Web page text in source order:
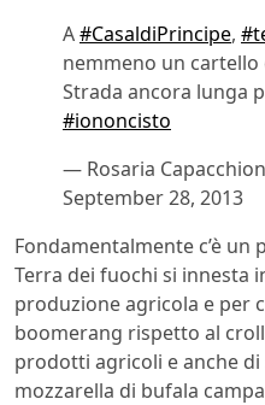
A#CasaldiPrincipe,
nemmeno un cartello
Strada ancora lunga
#iononcisto
— Rosaria
September 28, 2013
Fondamentalmente c’è
Terra dei fuochi si innesta
produzione agricola e per
boomerang rispetto al
prodotti agricoli e anche di
mozzarella di bufala